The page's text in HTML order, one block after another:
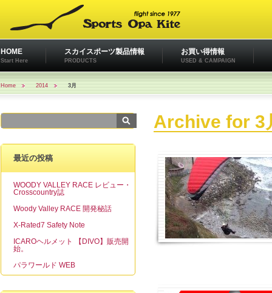
HOME
Start Here
スカイスポーツ製品情報
PRODUCTS
お買い得情報
USED & CAMPAIGN
Home 2014 3月
最近の投稿
WOODY VALLEY RACE レビュー・
Crosscountry誌
Woody Valley RACE 開発秘話
X-Rated7 Safety Note
ICAROヘルメット 【DIVO】販売開
始。
パラワールド WEB
Archive for 3